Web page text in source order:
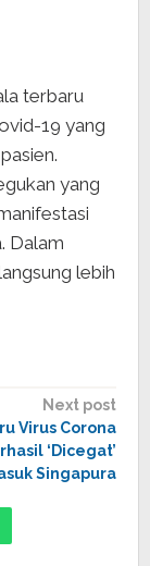
terbaru
19 yang
yang
Dalam
lebih
Next post
Virus Corona
‘Dicegat’
Singapura